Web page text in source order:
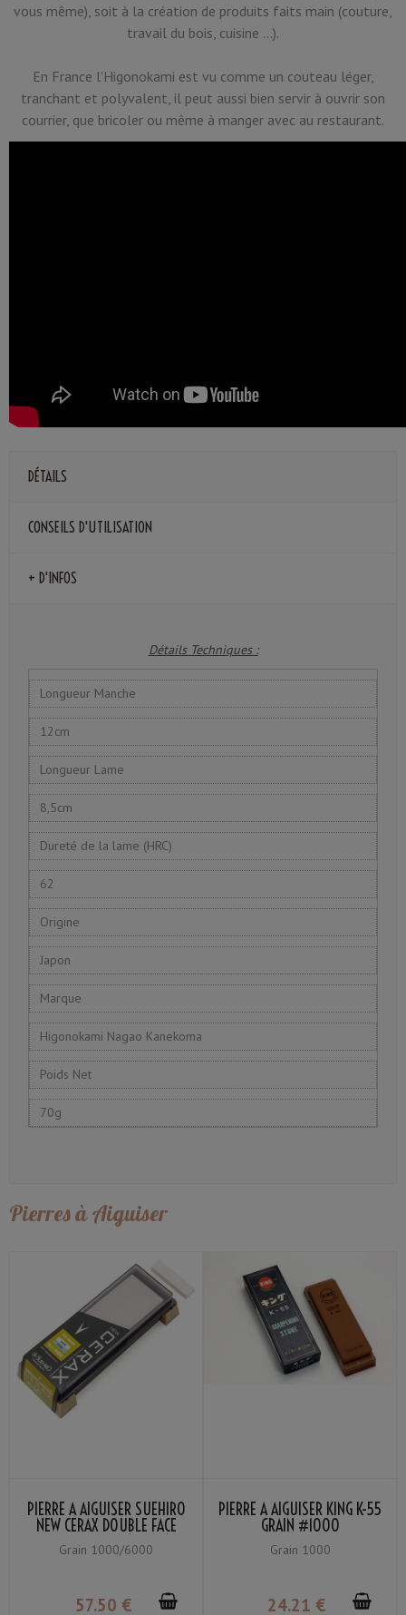
vous même), soit à la création de produits faits main (couture,
travail du bois, cuisine ...).
En France l'Higonokami est vu comme un couteau léger,
tranchant et polyvalent, il peut aussi bien servir à ouvrir son
courrier, que bricoler ou même à manger avec au restaurant.
DÉTAILS
CONSEILS D'UTILISATION
+ D'INFOS
Détails Techniques :
Longueur Manche
12cm
Longueur Lame
8,5cm
Dureté de la lame (HRC)
62
Origine
Japon
Marque
Higonokami Nagao Kanekoma
Poids Net
70g
Pierres à Aiguiser
PIERRE À AIGUISER SUEHIRO
NEW CERAX DOUBLE FACE
GRAINS #6000 (BLANC) /
#1000 (BLEU)
Grain 1000/6000
57.50 €
PIERRE À AIGUISER KING K-55
GRAIN #1000
Grain 1000
24.21 €